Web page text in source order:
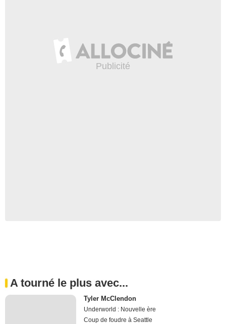
A tourné le plus avec...
Tyler McClendon
Underworld : Nouvelle ère
Coup de foudre à Seattle